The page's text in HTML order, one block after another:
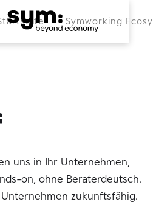
Symworking
uns in Ihr Unternehmen,
on, ohne Beraterdeutsch.
zukunftsfähig.